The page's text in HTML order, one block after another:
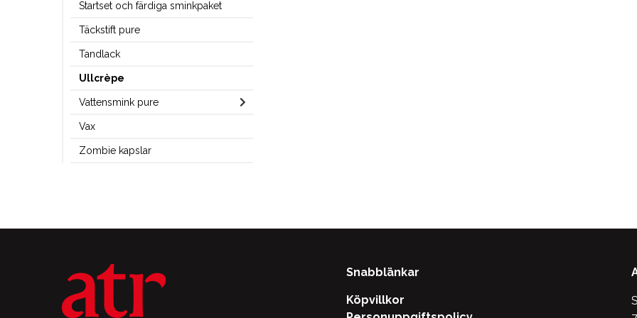
Startset och färdiga sminkpaket
Täckstift pure
Tandlack
Ullcrèpe
Vattensmink pure
Vax
Zombie kapslar
Snabblänkar
Köpvillkor